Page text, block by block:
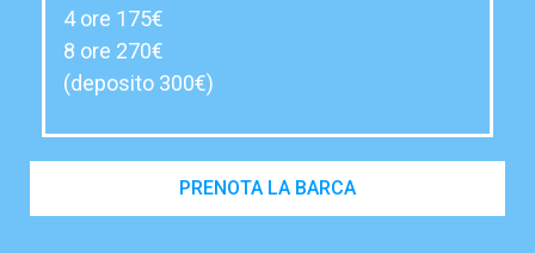
4 ore 175€
8 ore 270€
(deposito 300€)
PRENOTA LA BARCA